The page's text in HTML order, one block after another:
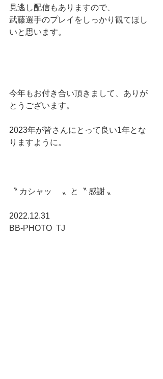
見逃し配信もありますので、
武藤選手のプレイをしっかり観てほし
いと思います。
今年もお付き合い頂きまして、ありが
とうございます。
2023年が皆さんにとって良い1年とな
りますように。
〝 カシャッ 　〟と〝 感謝 〟
2022.12.31
BB-PHOTO  TJ